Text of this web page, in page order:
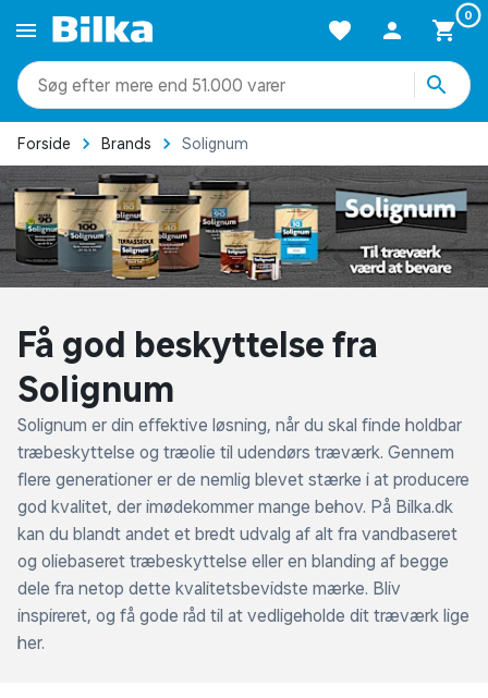
0
mere end 51.000 varer
Forside Brands Solignum
Få god beskyttelse fra
Solignum
Solignum er din effektive løsning, når du skal finde holdbar
træbeskyttelse og træolie til udendørs træværk. Gennem
flere generationer er de nemlig blevet stærke i at producere
god kvalitet, der imødekommer mange behov. På Bilka.dk
kan du blandt andet et bredt udvalg af alt fra vandbaseret
og oliebaseret træbeskyttelse eller en blanding af begge
dele fra netop dette kvalitetsbevidste mærke. Bliv
inspireret, og få gode råd til at vedligeholde dit træværk lige
her.